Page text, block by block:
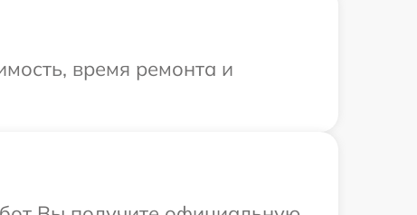
время ремонта и